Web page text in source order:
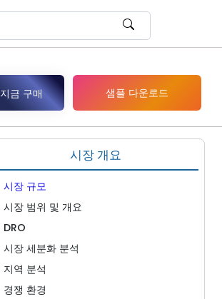
지금 구매 샘플 다운로드
시장 개요
시장 규모
시장 범위 및 개요
DRO
시장 세분화 분석
지역 분석
경쟁 환경